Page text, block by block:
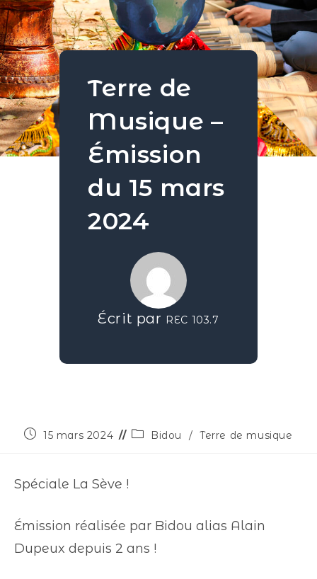
Terre de
Musique –
Émission
du 15 mars
2024
Écrit par REC 103.7
15 mars 2024 Bidou / Terre de musique
Spéciale La Sève !
Émission réalisée par Bidou alias Alain
Dupeux depuis 2 ans !